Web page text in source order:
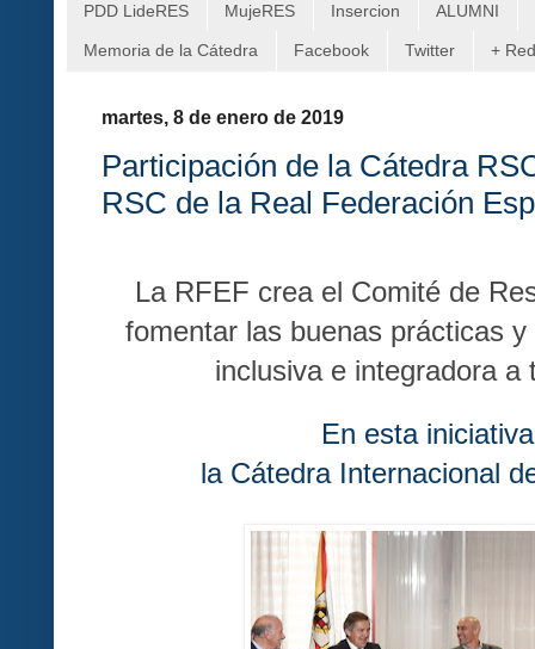
PDD LideRES MujeRES Insercion ALUMNI
Memoria de la Cátedra Facebook Twitter +
martes, 8 de enero de 2019
Participación de la Cátedra
RSC de la Real Federación
La RFEF crea el Comité de
fomentar las buenas prácticas
inclusiva e integradora a
En esta
la Cátedra Internacional